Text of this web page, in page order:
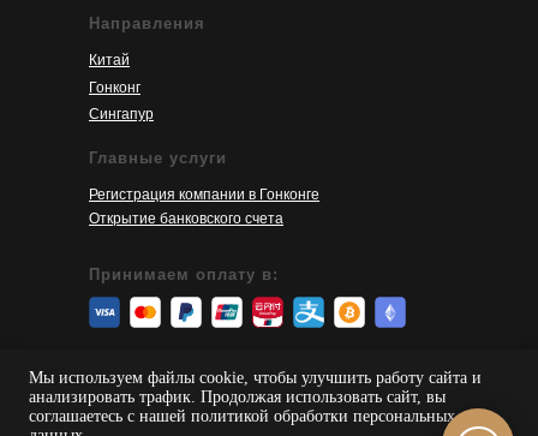
Пользовательское соглашение
Направления
Китай
Главные услуги
Регистрация компании в Гонконге
Принимаем оплату в:
Открытие банковского счета
Гонконг
Сингапур
Мы используем файлы cookie, чтобы улучшить работу сайта и
анализировать трафик. Продолжая использовать сайт, вы
соглашаетесь с нашей политикой обработки персональных